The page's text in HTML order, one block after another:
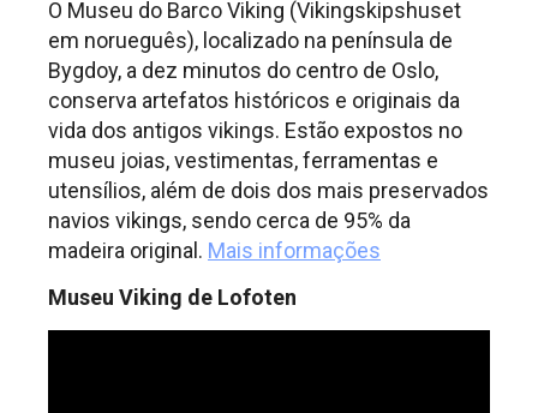
O Museu do Barco Viking (Vikingskipshuset
em norueguês), localizado na península de
Bygdoy, a dez minutos do centro de Oslo,
conserva artefatos históricos e originais da
vida dos antigos vikings. Estão expostos no
museu joias, vestimentas, ferramentas e
utensílios, além de dois dos mais preservados
navios vikings, sendo cerca de 95% da
madeira original. Mais informações
Museu Viking de Lofoten